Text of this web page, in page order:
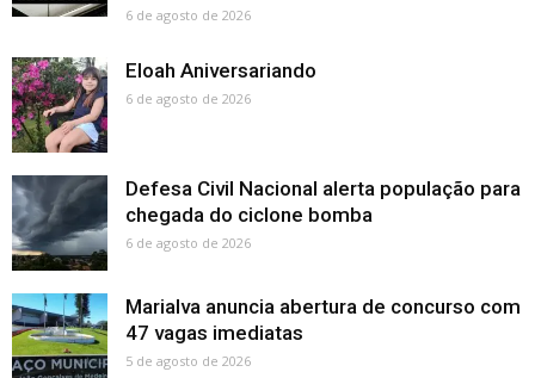
6 de agosto de 2026
Eloah Aniversariando
6 de agosto de 2026
Defesa Civil Nacional alerta população para
chegada do ciclone bomba
6 de agosto de 2026
Marialva anuncia abertura de concurso com
47 vagas imediatas
5 de agosto de 2026